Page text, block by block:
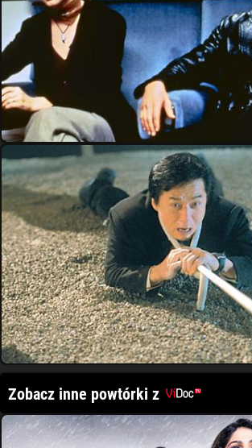
Zobacz inne powtórki z